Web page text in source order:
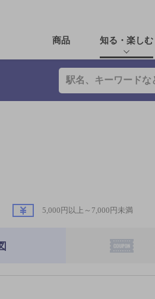
商品 知る・楽しむ
5,000円以上～7,000円未満